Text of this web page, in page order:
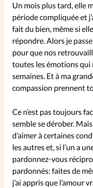
La Boutique
La Pause
éditions
À propos
Mon compte
Changement
Nous
Un mois plus tard, elle
période compliquée et
fait du bien, même si
répondre. Alors je
pour que nos
toutes les émotions qui
semaines. Et à ma
compassion prennent
Ce n’est pas toujours
semble se dérober.
d’aimer à certaines
les autres et, si l’un a
pardonnez-vous
pardonnés: faites de
j’ai appris que l’amour